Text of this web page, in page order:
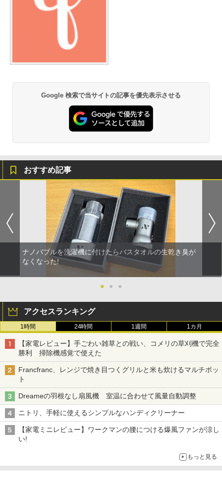
Google 検索で当サイトの記事を優先表示させる
おすすめ記事
ナノバブルを洗濯機に付けたらバスタオルの生乾き臭が
なくなった!
● ● ●
アクセスランキング
1時間 24時間 1週間 1カ月
【家電レビュー】手ごわい雑草との戦い、コメリの草刈機で完全
勝利 掃除機感覚で使えた
Francfranc、レンジで焼き目つくグリルと米も炊けるマルチポッ
ト
Dreameの羽根なし扇風機 室温に合わせて風量自動調整
ニトリ、手軽に使えるシンプルなハンディクリーナー
【家電ミニレビュー】ワークマンの腰につける爆風ファンが涼し
い!
もっと見る